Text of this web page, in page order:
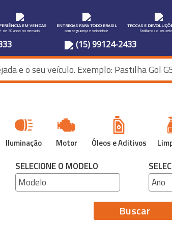
EM VENDAS
+ de 30 anos no mercado
ENTREGAS PARA TODO BRASIL
com segurança e velocidade
TROCAS E
Facilitamos o seu
(15) 99124-2433
Iluminação Motor Óleos e Aditivos
SELECIONE O MODELO
Buscar